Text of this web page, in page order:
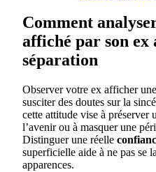
Comment
affiché par son ex
séparation
Observer votre ex afficher
susciter des doutes sur la
cette attitude vise à préserver
l’avenir ou à masquer une
Distinguer une réelle
superficielle aide à ne pas se
apparences.